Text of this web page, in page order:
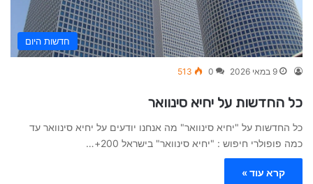
חדשות היום
9 במאי 2026 0
513
כל החדשות על יחיא סינוואר
כל החדשות על "יחיא סינוואר" מה אנחנו יודעים על יחיא סינוואר עד
כמה פופולרי חיפוש : "יחיא סינוואר" בישראל 200+…
קרא עוד »